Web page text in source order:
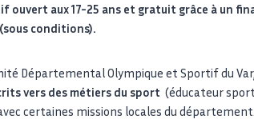
ouvert aux 17-25 ans et gratuit grâce à un
conditions).
Départemental Olympique et Sportif du Var,
vers des métiers du sport (éducateur
certaines missions locales du département.